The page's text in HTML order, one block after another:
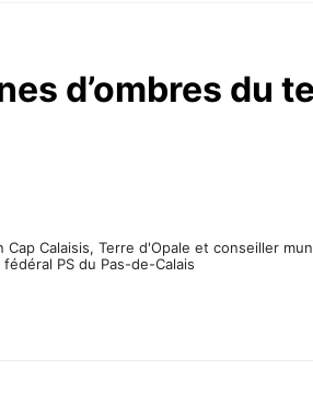
d’ombres du
Calaisis, Terre d'Opale et conseiller
PS du Pas-de-Calais